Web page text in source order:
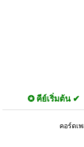
✪ คีย์เริ่มต้น
คอร์ดเ